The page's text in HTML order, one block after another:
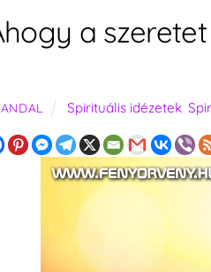
a
Spirituális idézetek,